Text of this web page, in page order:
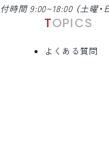
時間 9:00~18:00 （土曜・
TOPICS
よくある質問